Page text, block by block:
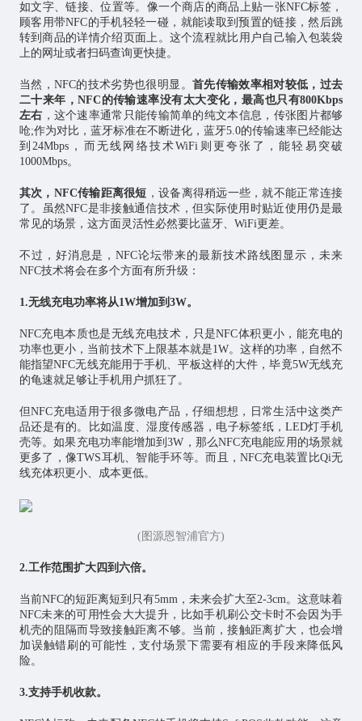
如文字、链接、位置等。像一个商店的商品上贴一张NFC标签，
顾客用带NFC的手机轻轻一碰，就能读取到预置的链接，然后跳
转到商品的详情介绍页面上。这个流程就比用户自己输入包装袋
上的网址或者扫码查询更快捷。
当然，NFC的技术劣势也很明显。 首先传输效率相对较低，过去
二十来年，NFC的传输速率没有太大变化，最高也只有800Kbps
左右 ，这个速率通常只能传输简单的纯文本信息，传张图片都够
呛;作为对比，蓝牙标准在不断进化，蓝牙5.0的传输速率已经能达
到24Mbps，而无线网络技术WiFi则更夸张了，能轻易突破
1000Mbps。
其次，NFC传输距离很短 ，设备离得稍远一些，就不能正常连接
了。虽然NFC是非接触通信技术，但实际使用时贴近使用仍是最
常见的场景，这方面灵活性必然要比蓝牙、WiFi更差。
不过，好消息是，NFC论坛带来的最新技术路线图显示，未来
NFC技术将会在多个方面有所升级：
1.无线充电功率将从1W增加到3W。
NFC充电本质也是无线充电技术，只是NFC体积更小，能充电的
功率也更小，当前技术下上限基本就是1W。这样的功率，自然不
能指望NFC无线充能用于手机、平板这样的大件，毕竟5W无线充
的龟速就足够让手机用户抓狂了。
但NFC充电适用于很多微电产品，仔细想想，日常生活中这类产
品还是有的。比如温度、湿度传感器，电子标签纸，LED灯手机
壳等。如果充电功率能增加到3W，那么NFC充电能应用的场景就
更多了，像TWS耳机、智能手环等。而且，NFC充电装置比Qi无
线充体积更小、成本更低。
(图源恩智浦官方)
2.工作范围扩大四到六倍。
当前NFC的短距离短到只有5mm，未来会扩大至2-3cm。这意味着
NFC未来的可用性会大大提升，比如手机刷公交卡时不会因为手
机壳的阻隔而导致接触距离不够。当前，接触距离扩大，也会增
加误触错刷的可能性，支付场景下需要有相应的手段来降低风
险。
3.支持手机收款。